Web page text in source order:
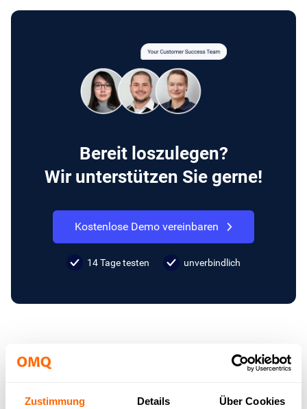
Zustimmung Details Über Cookies
Bereit loszulegen?
Wir unterstützen Sie gerne!
Kostenlose Demo vereinbaren
14 Tage testen unverbindlich
Das ganzheitliche System für Ihren